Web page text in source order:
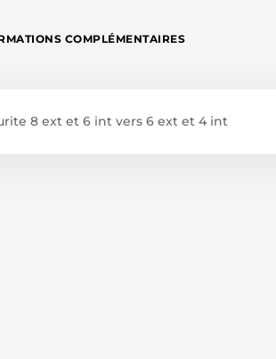
COMPLÉMENTAIRES
8 ext et 6 int vers 6 ext et 4 int